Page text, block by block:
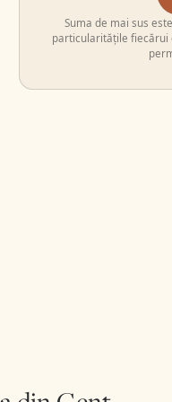
Suma de mai sus
particularitățile fiecărui